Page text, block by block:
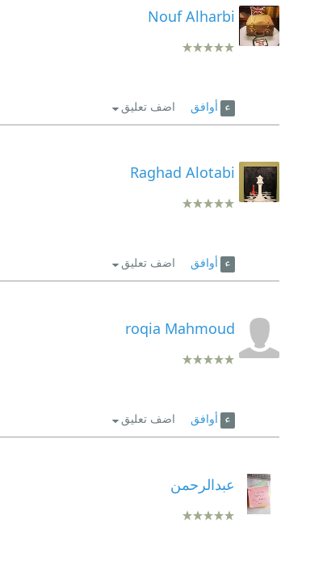
Nouf Alharbi
أوافق اضف تعليق
Raghad Alotabi
أوافق اضف تعليق
roqia Mahmoud
أوافق اضف تعليق
عبدالرحمن